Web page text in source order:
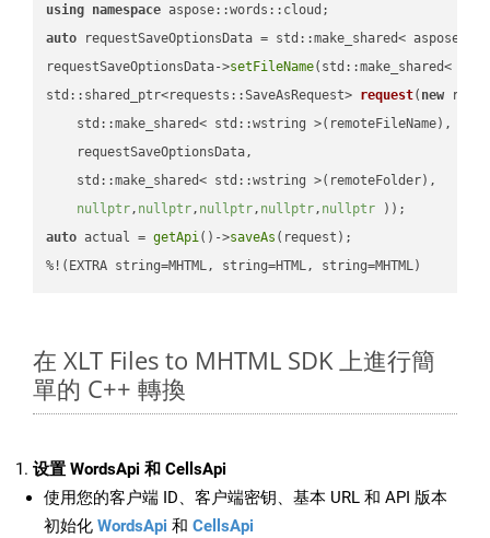
using namespace
auto requestSaveOptionsData = std::make_shared<
requestSaveOptionsData->setFileName(std::make_shared<
std::shared_ptr<requests::SaveAsRequest> request( new
    std::make_shared< std::wstring >(remoteFileName),
    requestSaveOptionsData,
    std::make_shared< std::wstring >(remoteFolder),
nullptr, nullptr, nullptr, nullptr, nullptr ))
auto actual = getApi()->saveAs (request);
%!(EXTRA string=MHTML, string=HTML, string=MHTML)
在 XLT Files to MHTML SDK 上進行簡
單的 C++ 轉換
设置 WordsApi 和 CellsApi
使用您的客户端 ID、客户端密钥、基本 URL 和 API 版本
初始化 WordsApi 和 CellsApi